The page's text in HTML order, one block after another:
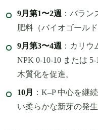
9月第1〜2週 ：バラ
肥料（バイオゴール
9月第3〜4週 ：カリ
NPK 0-10-10 または
木質化を促進。
10月
：K–P 中心を継
い柔らかな新芽の発生